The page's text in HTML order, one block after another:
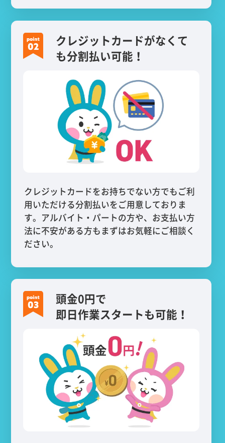
クレジットカードがなくて
も分割払い可能！
クレジットカードをお持ちでない方でもご利
用いただける分割払いをご用意しておりま
す。アルバイト・パートの方や、お支払い方
法に不安がある方もまずはお気軽にご相談く
ださい。
頭金0円で
即日作業スタートも可能！